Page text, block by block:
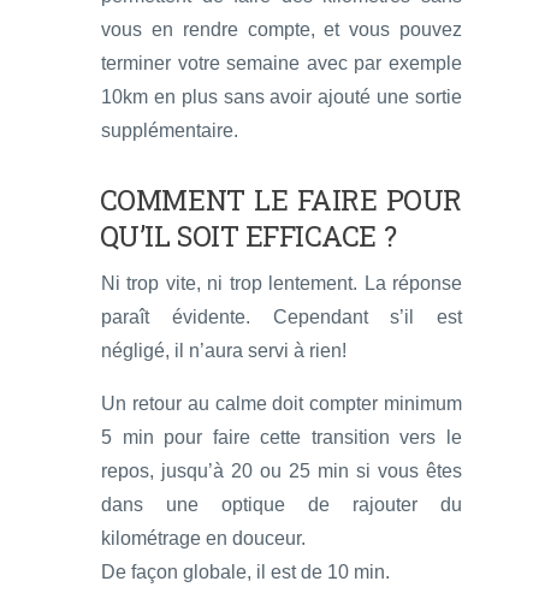
vous en rendre compte, et vous pouvez
terminer votre semaine avec par exemple
10km en plus sans avoir ajouté une sortie
supplémentaire.
COMMENT LE FAIRE POUR
QU’IL SOIT EFFICACE ?
Ni trop vite, ni trop lentement. La réponse
paraît évidente. Cependant s’il est
négligé, il n’aura servi à rien!
Un retour au calme doit compter minimum
5 min pour faire cette transition vers le
repos, jusqu’à 20 ou 25 min si vous êtes
dans une optique de rajouter du
kilométrage en douceur.
De façon globale, il est de 10 min.